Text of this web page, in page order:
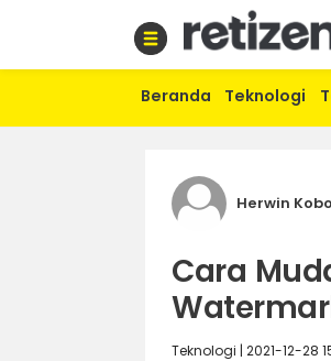
Beranda Teknologi
Herwin
Cara
Teknologi | 2021-12-28
Olahraga